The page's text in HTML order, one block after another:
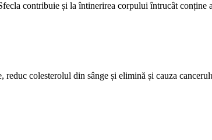
contribuie și la întinerirea corpului întrucât conține
reduc colesterolul din sânge și elimină și cauza